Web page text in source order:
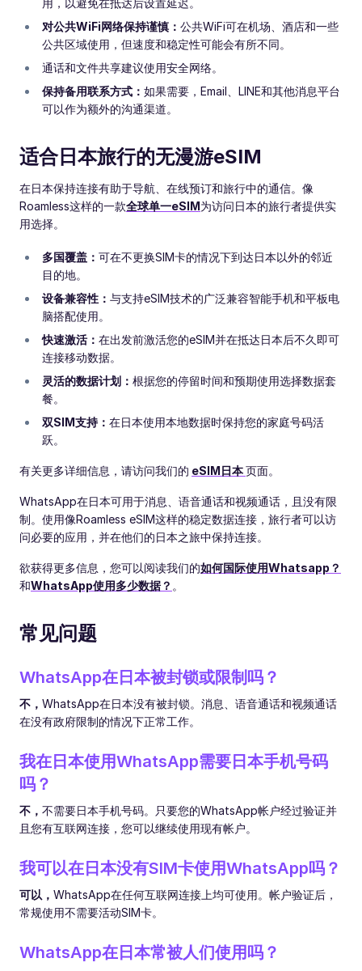
用，以避免在抵达后设置延迟。
对公共WiFi网络保持谨慎： 公共WiFi可在机场、酒店和一些
公共区域使用，但速度和稳定性可能会有所不同。
通话和文件共享建议使用安全网络。
保持备用联系方式： 如果需要，Email、LINE和其他消息平台
可以作为额外的沟通渠道。
适合日本旅行的无漫游eSIM
在日本保持连接有助于导航、在线预订和旅行中的通信。像
Roamless这样的一款全球单一eSIM为访问日本的旅行者提供实
用选择。
多国覆盖： 可在不更换SIM卡的情况下到达日本以外的邻近
目的地。
设备兼容性： 与支持eSIM技术的广泛兼容智能手机和平板电
脑搭配使用。
快速激活： 在出发前激活您的eSIM并在抵达日本后不久即可
连接移动数据。
灵活的数据计划： 根据您的停留时间和预期使用选择数据套
餐。
双SIM支持： 在日本使用本地数据时保持您的家庭号码活
跃。
有关更多详细信息，请访问我们的 eSIM日本页面。
WhatsApp在日本可用于消息、语音通话和视频通话，且没有限
制。使用像Roamless eSIM这样的稳定数据连接，旅行者可以访
问必要的应用，并在他们的日本之旅中保持连接。
欲获得更多信息，您可以阅读我们的如何国际使用Whatsapp？
和WhatsApp使用多少数据？ 。
常见问题
WhatsApp在日本被封锁或限制吗？
不， WhatsApp在日本没有被封锁。消息、语音通话和视频通话
在没有政府限制的情况下正常工作。
我在日本使用WhatsApp需要日本手机号码
吗？
不， 不需要日本手机号码。只要您的WhatsApp帐户经过验证并
且您有互联网连接，您可以继续使用现有帐户。
我可以在日本没有SIM卡使用WhatsApp吗？
可以， WhatsApp在任何互联网连接上均可使用。帐户验证后，
常规使用不需要活动SIM卡。
WhatsApp在日本常被人们使用吗？